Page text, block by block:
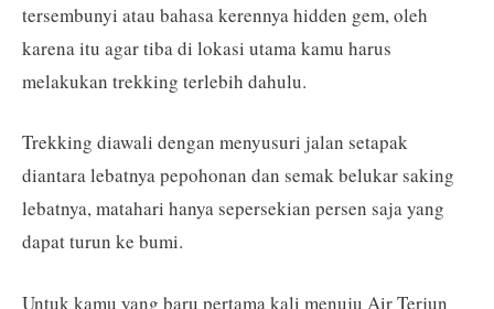
tersembunyi atau bahasa kerennya hidden gem, oleh
karena itu agar tiba di lokasi utama kamu harus
melakukan trekking terlebih dahulu.
Trekking diawali dengan menyusuri jalan setapak
diantara lebatnya pepohonan dan semak belukar saking
lebatnya, matahari hanya sepersekian persen saja yang
dapat turun ke bumi.
Untuk kamu yang baru pertama kali menuju Air Terjun